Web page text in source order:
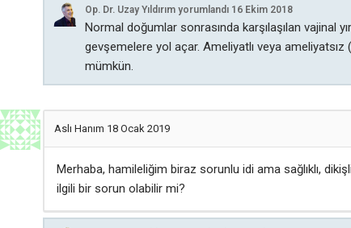
Op. Dr. Uzay Yıldırım yorumlandı 16 Ekim 2018
Normal doğumlar sonrasında karşılaşılan vajinal
gevşemelere yol açar. Ameliyatlı veya
mümkün.
Aslı Hanım 18 Ocak 2019
Merhaba, hamileliğim biraz sorunlu idi ama sağlıklı,
ilgili bir sorun olabilir mi?